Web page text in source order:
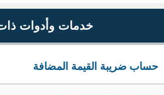
خدمات وأدوات
حساب ضريبة القيمة المضافة